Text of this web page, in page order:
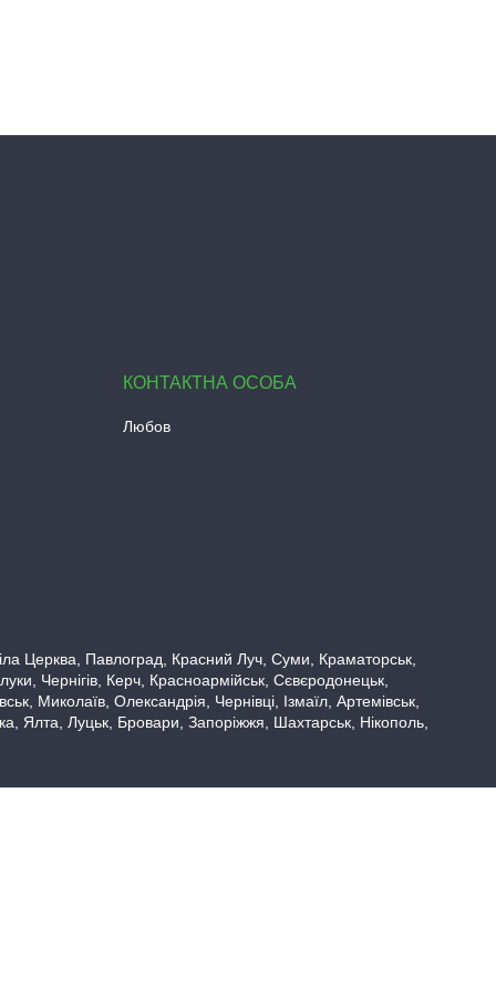
Любов
Церква, Павлоград, Красний Луч, Суми, Краматорськ,
Чернігів, Керч, Красноармійськ, Сєвєродонецьк,
Миколаїв, Олександрія, Чернівці, Ізмаїл, Артемівськ,
Ялта, Луцьк, Бровари, Запоріжжя, Шахтарськ, Нікополь,